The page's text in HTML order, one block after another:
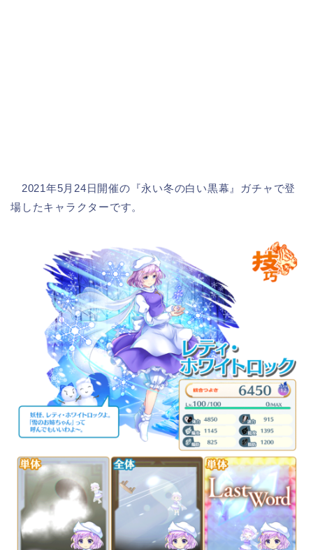
2021年5月24日開催の『永い冬の白い黒幕』ガチャで登
場したキャラクターです。